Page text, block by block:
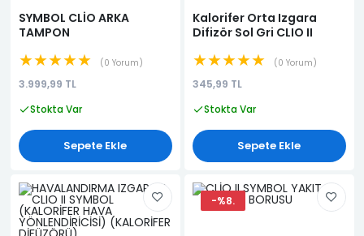
SYMBOL CLİO ARKA
TAMPON
★★★★★ 0 Yorum
3.999,99 TL
Stokta Var
Sepete Ekle
Kalorifer Orta Izgara
Difizör Sol Gri CLIO II
★★★★★ 0 Yorum
345,99 TL
Stokta Var
Sepete Ekle
-%8.